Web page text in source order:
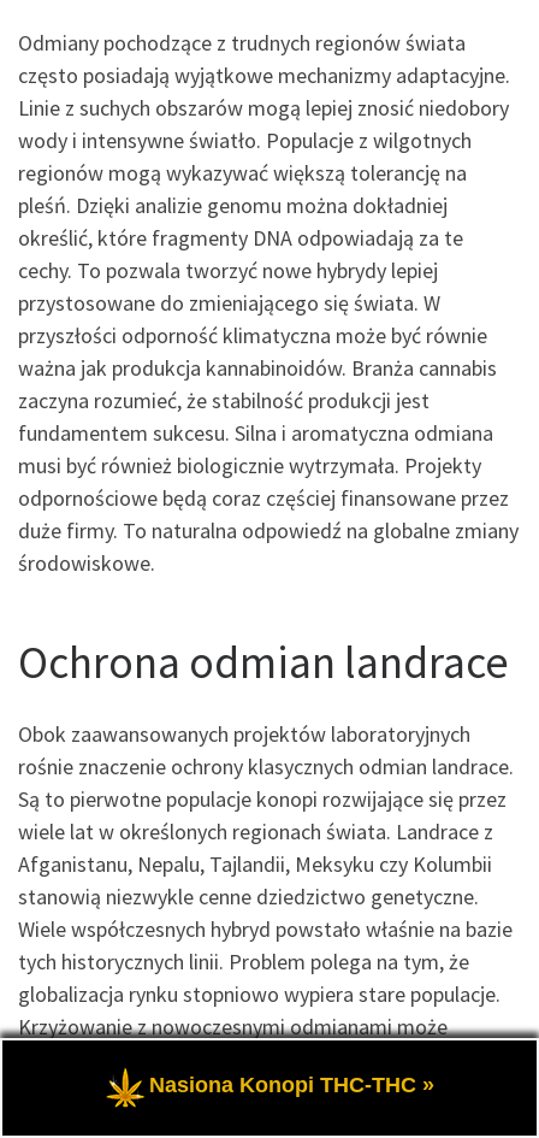
Odmiany pochodzące z trudnych regionów świata
często posiadają wyjątkowe mechanizmy adaptacyjne.
Linie z suchych obszarów mogą lepiej znosić niedobory
wody i intensywne światło. Populacje z wilgotnych
regionów mogą wykazywać większą tolerancję na
pleśń. Dzięki analizie genomu można dokładniej
określić, które fragmenty DNA odpowiadają za te
cechy. To pozwala tworzyć nowe hybrydy lepiej
przystosowane do zmieniającego się świata. W
przyszłości odporność klimatyczna może być równie
ważna jak produkcja kannabinoidów. Branża cannabis
zaczyna rozumieć, że stabilność produkcji jest
fundamentem sukcesu. Silna i aromatyczna odmiana
musi być również biologicznie wytrzymała. Projekty
odpornościowe będą coraz częściej finansowane przez
duże firmy. To naturalna odpowiedź na globalne zmiany
środowiskowe.
Ochrona odmian landrace
Obok zaawansowanych projektów laboratoryjnych
rośnie znaczenie ochrony klasycznych odmian landrace.
Są to pierwotne populacje konopi rozwijające się przez
wiele lat w określonych regionach świata. Landrace z
Afganistanu, Nepalu, Tajlandii, Meksyku czy Kolumbii
stanowią niezwykle cenne dziedzictwo genetyczne.
Wiele współczesnych hybryd powstało właśnie na bazie
tych historycznych linii. Problem polega na tym, że
globalizacja rynku stopniowo wypiera stare populacje.
Krzyżowanie z nowoczesnymi odmianami może
powstają banki nasion i projekty dokumentowania
Nasiona Konopi THC-THC »